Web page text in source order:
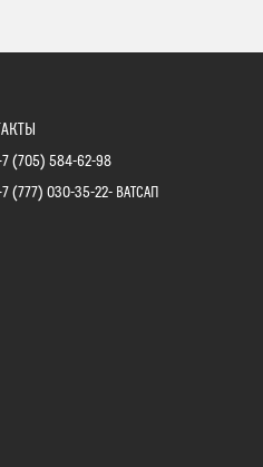
(705) 584-62-98
(777) 030-35-22 ВАТСАП